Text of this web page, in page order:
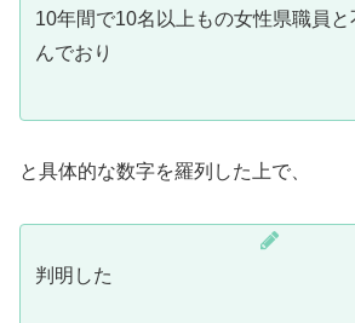
10年間で10名以上もの女性県職員
んでおり
と具体的な数字を羅列した上で、
判明した